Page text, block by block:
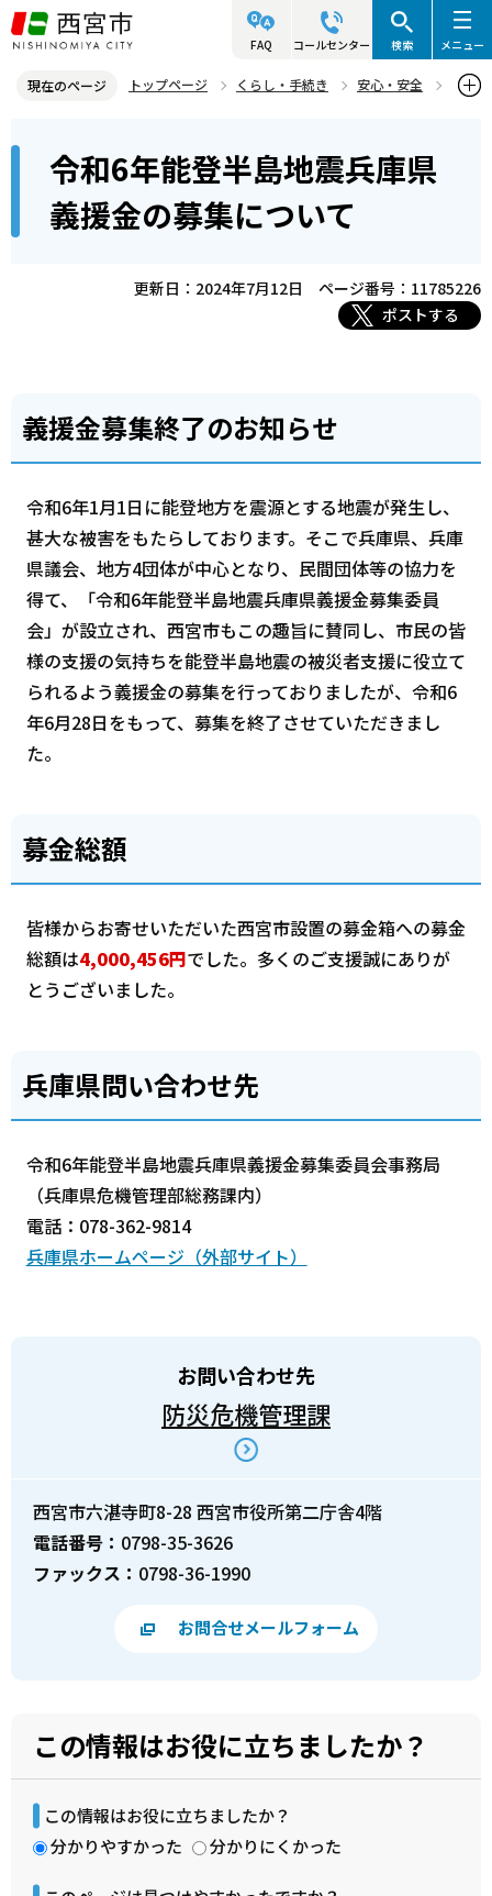
こ
の
ジ
頭
FAQ コールセンター 検索 メニュー
現在のページ トップページ くらし・手続き
安心・安全
令和6年能登半島地震兵庫県義援金の募集について
令和6年能登半島地震兵庫県
義援金の募集について
更新日：2024年7月12日
ページ番号：11785226
ポストする
義援金募集終了のお知らせ
令和6年1月1日に能登地方を震源とする地震が発生し、
甚大な被害をもたらしております。そこで兵庫県、兵庫
県議会、地方4団体が中心となり、民間団体等の協力を
得て、「令和6年能登半島地震兵庫県義援金募集委員
会」が設立され、西宮市もこの趣旨に賛同し、市民の皆
様の支援の気持ちを能登半島地震の被災者支援に役立て
られるよう義援金の募集を行っておりましたが、令和6
年6月28日をもって、募集を終了させていただきまし
た。
募金総額
皆様からお寄せいただいた西宮市設置の募金箱への募金
総額は4,000,456円でした。多くのご支援誠にありが
とうございました。
兵庫県問い合わせ先
令和6年能登半島地震兵庫県義援金募集委員会事務局
（兵庫県危機管理部総務課内）
電話：078-362-9814
兵庫県ホームページ（外部サイト）
お問い合わせ先
防災危機管理課
西宮市六湛寺町8-28 西宮市役所第二庁舎4階
電話番号： 0798-35-3626
ファックス： 0798-36-1990
お問合せメールフォーム
この情報はお役に立ちましたか？
この情報はお役に立ちましたか？
分かりやすかった
分かりにくかった